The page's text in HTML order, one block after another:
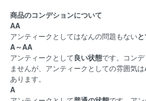
商品のコンデションについて
AA
アンティークとしてはなんの問題もない
A～AA
アンティークとして 良い状態です。コン
ませんが、アンティークとしての雰囲気
あります。
A